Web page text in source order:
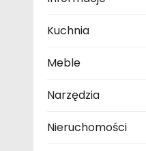
Kuchnia
Meble
Narzędzia
Nieruchomości